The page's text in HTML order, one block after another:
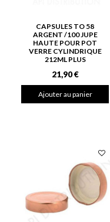
CAPSULES TO 58
ARGENT /100 JUPE
HAUTE POUR POT
VERRE CYLINDRIQUE
212ML PLUS
21,90 €
Ajouter au panier